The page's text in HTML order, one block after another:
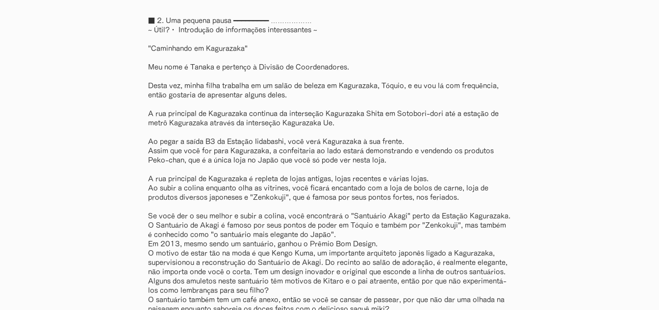
■ 2. Uma pequena pausa ━━━━━━━━━ ………………
~ Útil?・ Introdução de informações interessantes ~
"Caminhando em Kagurazaka"
Meu nome é Tanaka e pertenço à Divisão de Coordenadores.
Desta vez, minha filha trabalha em um salão de beleza em Kagurazaka, Tóquio, e eu vou lá com frequência,
então gostaria de apresentar alguns deles.
A rua principal de Kagurazaka continua da interseção Kagurazaka Shita em Sotobori-dori até a estação de
metrô Kagurazaka através da interseção Kagurazaka Ue.
Ao pegar a saída B3 da Estação Iidabashi, você verá Kagurazaka à sua frente.
Assim que você for para Kagurazaka, a confeitaria ao lado estará demonstrando e vendendo os produtos
Peko-chan, que é a única loja no Japão que você só pode ver nesta loja.
A rua principal de Kagurazaka é repleta de lojas antigas, lojas recentes e várias lojas.
Ao subir a colina enquanto olha as vitrines, você ficará encantado com a loja de bolos de carne, loja de
produtos diversos japoneses e "Zenkokuji", que é famosa por seus pontos fortes, nos feriados.
Se você der o seu melhor e subir a colina, você encontrará o "Santuário Akagi" perto da Estação Kagurazaka.
O Santuário de Akagi é famoso por seus pontos de poder em Tóquio e também por "Zenkokuji", mas também
é conhecido como "o santuário mais elegante do Japão".
Em 2013, mesmo sendo um santuário, ganhou o Prêmio Bom Design.
O motivo de estar tão na moda é que Kengo Kuma, um importante arquiteto japonês ligado a Kagurazaka,
supervisionou a reconstrução do Santuário de Akagi. Do recinto ao salão de adoração, é realmente elegante,
não importa onde você o corta. Tem um design inovador e original que esconde a linha de outros santuários.
Alguns dos amuletos neste santuário têm motivos de Kitaro e o pai atraente, então por que não experimentá-
los como lembranças para seu filho?
O santuário também tem um café anexo, então se você se cansar de passear, por que não dar uma olhada na